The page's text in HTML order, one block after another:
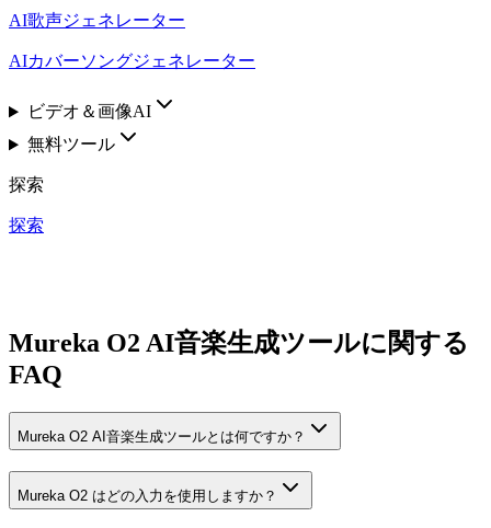
AI歌声ジェネレーター
AIカバーソングジェネレーター
ビデオ＆画像AI
無料ツール
探索
探索
Mureka O2 AI音楽生成ツールに関する
FAQ
Mureka O2 AI音楽生成ツールとは何ですか？
Mureka O2 はどの入力を使用しますか？